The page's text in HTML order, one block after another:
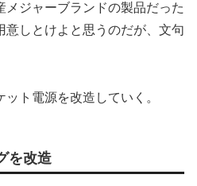
ジャーブランドの製品だった
意しとけよと思うのだが、文句
ト電源を改造していく。
を改造